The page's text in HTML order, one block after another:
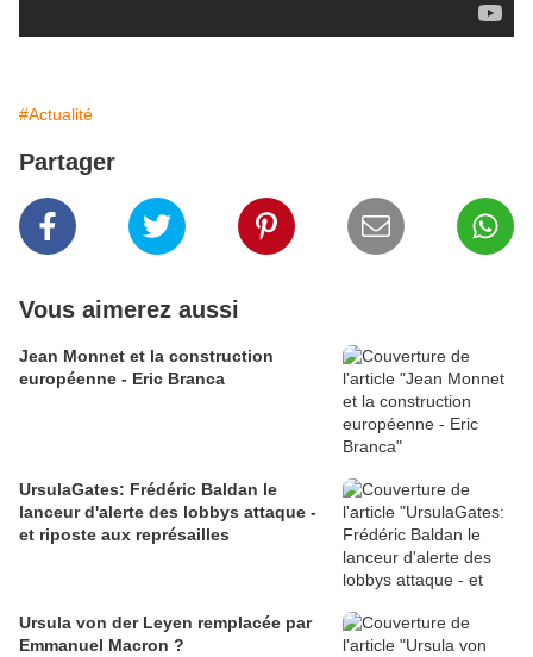
#Actualité
Partager
Vous aimerez aussi
Jean Monnet et la construction
européenne - Eric Branca
UrsulaGates: Frédéric Baldan le
lanceur d'alerte des lobbys attaque -
et riposte aux représailles
Ursula von der Leyen remplacée par
Emmanuel Macron ?